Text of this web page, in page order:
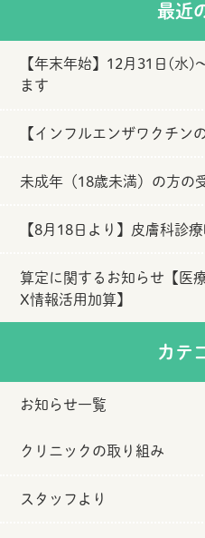
最近
【年末年始】12月31日(水)
ます
【インフルエンザワクチン
未成年（18歳未満）の方の
【8月18日より】皮膚科診
算定に関するお知らせ【医
X情報活用加算】
カテ
お知らせ一覧
クリニックの取り組み
スタッフより